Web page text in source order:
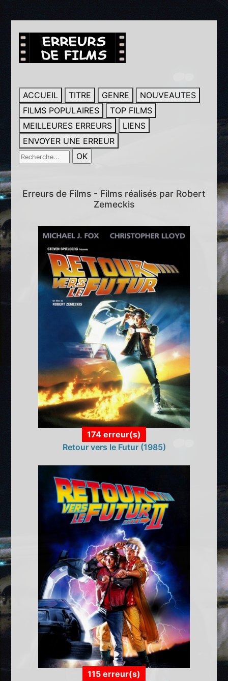
ACCUEIL TITRE GENRE
NOUVEAUTES
FILMS POPULAIRES
TOP FILMS
MEILLEURES ERREURS
LIENS
ENVOYER UNE ERREUR
Erreurs de Films - Films réalisés par Robert
Zemeckis
174 erreur(s)
Retour vers le Futur (1985)
115 erreur(s)